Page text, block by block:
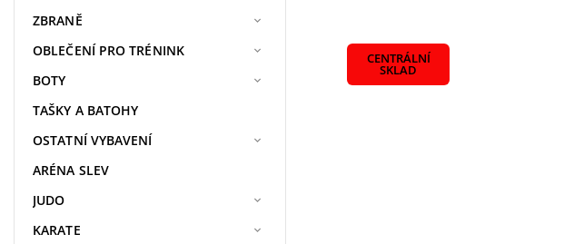
ZBRANĚ
OBLEČENÍ PRO TRÉNINK
BOTY
TAŠKY A BATOHY
OSTATNÍ VYBAVENÍ
ARÉNA SLEV
JUDO
KARATE
CENTRÁLNÍ
SKLAD